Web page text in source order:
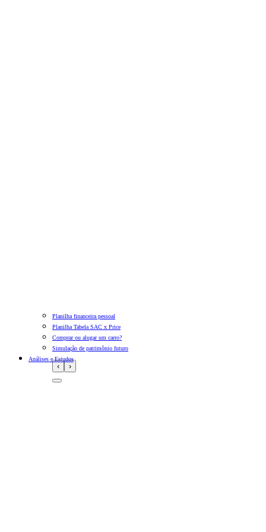
‹ ›
Planilha financeira pessoal
Planilha Tabela SAC x Price
Comprar ou alugar um carro?
Simulação de patrimônio futuro
Análises e Estudos